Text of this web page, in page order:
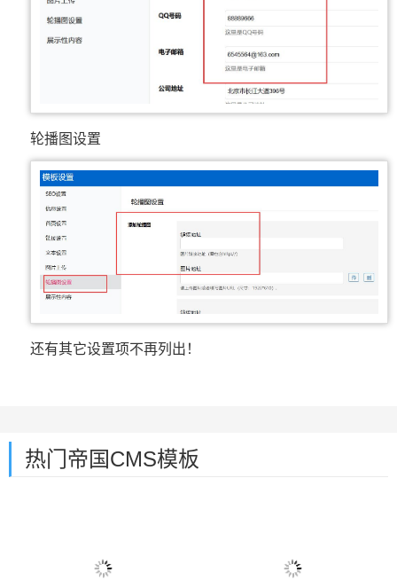
轮播图设置
还有其它设置项不再列出！
热门帝国CMS模板